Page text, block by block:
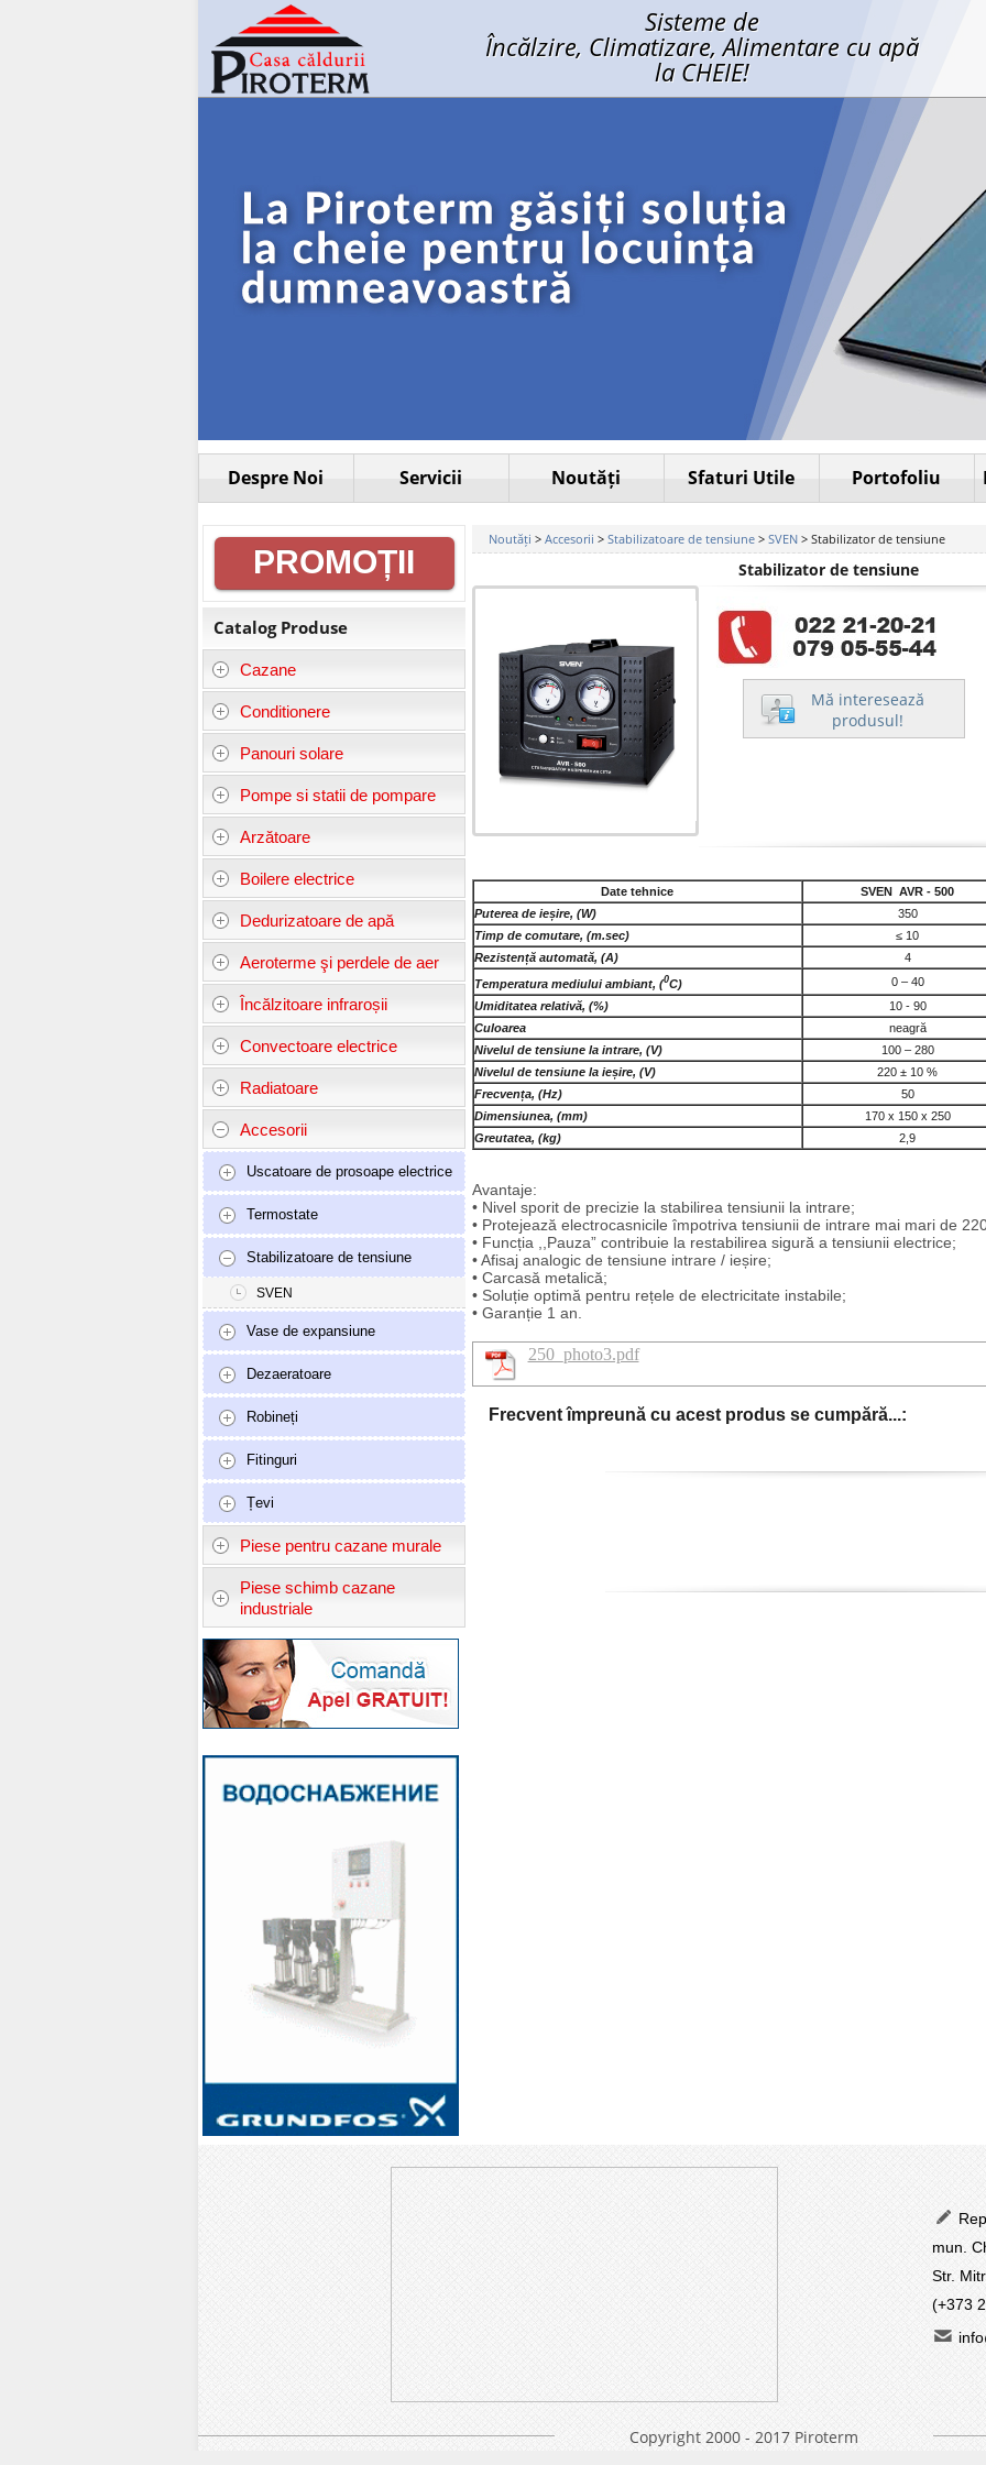
Sisteme de
Încălzire, Climatizare, Alimentare cu apă
la CHEIE!
Despre Noi Servicii Noutăți Sfaturi Utile Portofoliu
Informații
generale
PROMOȚII
Catalog Produse
Cazane
Conditionere
Panouri solare
Pompe si statii de pompare
Arzătoare
Boilere electrice
Dedurizatoare de apă
Aeroterme şi perdele de aer
Încălzitoare infraroșii
Convectoare electrice
Radiatoare
Accesorii
Uscatoare de prosoape electrice
Termostate
Stabilizatoare de tensiune
SVEN
Vase de expansiune
Dezaeratoare
Robineți
Fitinguri
Țevi
Piese pentru cazane murale
Piese schimb cazane
industriale
Noutăți > Accesorii > Stabilizatoare de tensiune > SVEN > Stabilizator de tensiune
Stabilizator de tensiune
Mă interesează
produsul!
Date tehnice
SVEN AVR - 500
Puterea de ieșire, (W)
350
Timp de comutare, (m.sec)
≤ 10
Rezistență automată, (A)
4
Temperatura mediului ambiant, (0C)
0 – 40
Umiditatea relativă, (%)
10 - 90
Culoarea
neagră
Nivelul de tensiune la intrare, (V)
100 – 280
Nivelul de tensiune la ieșire, (V)
220 ± 10 %
Frecvența, (Hz)
50
Dimensiunea, (mm)
170 x 150 x 250
Greutatea, (kg)
2,9
Avantaje:
• Nivel sporit de precizie la stabilirea tensiunii la intrare;
• Protejează electrocasnicile împotriva tensiunii de intrare mai mari de
• Funcția ,,Pauza” contribuie la restabilirea sigură a tensiunii electrice;
• Afisaj analogic de tensiune intrare / ieșire;
• Carcasă metalică;
• Soluție optimă pentru rețele de electricitate instabile;
• Garanție 1 an.
250_photo3.pdf
Frecvent împreună cu acest produs se cumpără...:
mun.
Str.
(+373
Copyright 2000 - 2017 Piroterm